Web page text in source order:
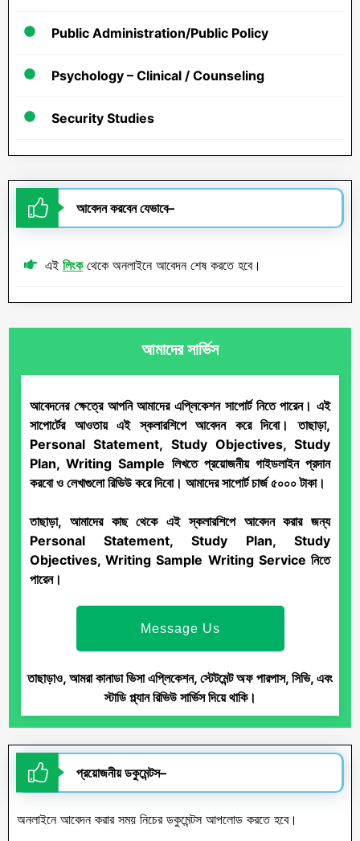
Public Administration/Public Policy
Psychology – Clinical / Counseling
Security Studies
আবেদন করবেন যেভাবে–
এই লিংকথেকে অনলাইনে আবেদন শেষ করতে হবে।
আমাদেরসার্ভিস
আবেদনের ক্ষেত্রে আপনি আমাদের এপ্লিকেশন সাপোর্টনিতে পারেন। এই
সাপোর্টের আওতায় এই স্কলারশিপে আবেদন করে দিবো। তাছাড়া,
Personal Statement, Study Objectives, Study
Plan, Writing Sample লিখতে প্রয়োজনীয় গাইডলাইন প্রদান
করবো ও লেখাগুলো রিভিউ করে দিবো। আমাদের সাপোর্ট চার্জ ৫০০০ টাকা।
তাছাড়া, আমাদের কাছ থেকে এই স্কলারশিপে আবেদন করার জন্য
Personal Statement, Study Plan, Study
Objectives, Writing Sample Writing Service নিতে
পারেন।
Message Us
তাছাড়াও, আমরা কানাডা ভিসা এপ্লিকেশন, স্টেটমেন্ট অফ পারপাস, সিভি, এবং
স্টাডি প্ল্যান রিভিউ সার্ভিস দিয়ে থাকি।
প্রয়োজনীয় ডকুমেন্টস–
অনলাইনে আবেদন করার সময় নিচের ডকুমেন্টস আপলোড করতে হবে।